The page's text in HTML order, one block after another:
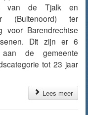
van de Tjalk en
(Buitenoord) ter
voor Barendrechtse
Dit zijn er 6
de gemeente
tot 23 jaar
Lees meer